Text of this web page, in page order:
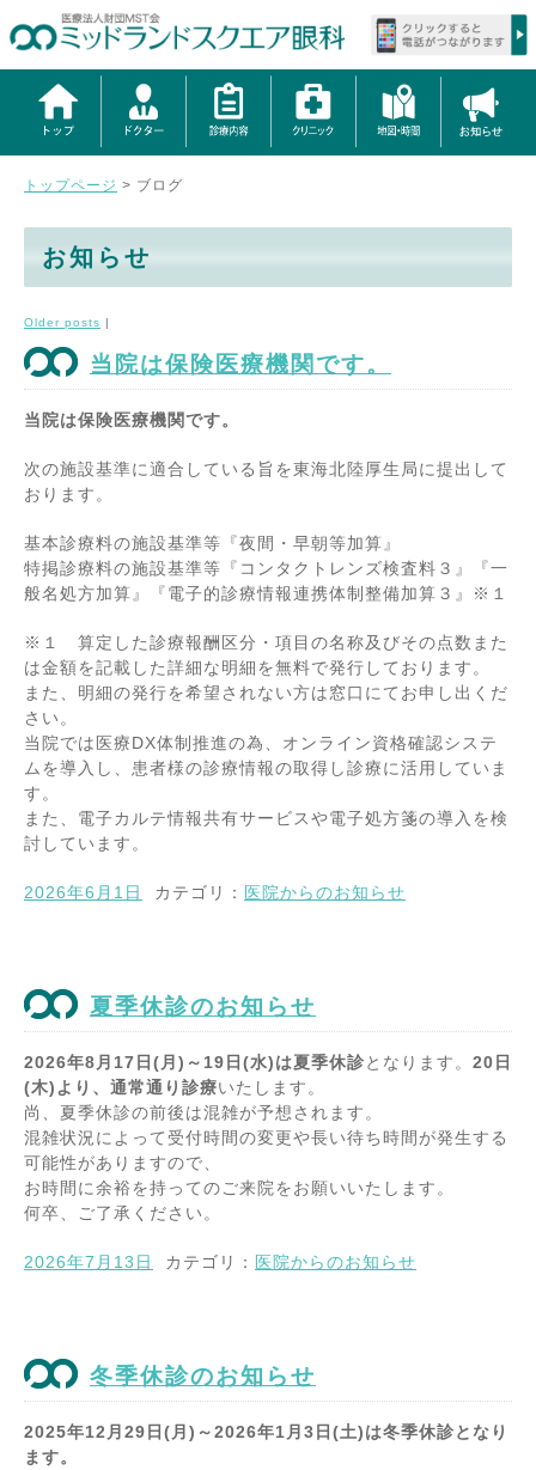
トップページ > ブログ
お知らせ
Older posts |
当院は保険医療機関です。
当院は保険医療機関です。
次の施設基準に適合している旨を東海北陸厚生局に提出して
おります。
基本診療料の施設基準等『夜間・早朝等加算』
特掲診療料の施設基準等『コンタクトレンズ検査料３』『一
般名処方加算』『電子的診療情報連携体制整備加算３』※１
※１ 算定した診療報酬区分・項目の名称及びその点数また
は金額を記載した詳細な明細を無料で発行しております。
また、明細の発行を希望されない方は窓口にてお申し出くだ
さい。
当院では医療DX体制推進の為、オンライン資格確認システ
ムを導入し、患者様の診療情報の取得し診療に活用していま
す。
また、電子カルテ情報共有サービスや電子処方箋の導入を検
討しています。
2026年6月1日 カテゴリ： 医院からのお知らせ
夏季休診のお知らせ
2026年8月17日(月)～19日(水)は夏季休診となります。 20日
(木)より、通常通り診療いたします。
尚、夏季休診の前後は混雑が予想されます。
混雑状況によって受付時間の変更や長い待ち時間が発生する
可能性がありますので、
お時間に余裕を持ってのご来院をお願いいたします。
何卒、ご了承ください。
2026年7月13日 カテゴリ： 医院からのお知らせ
冬季休診のお知らせ
2025年12月29日(月)～2026年1月3日(土)は冬季休診となり
ます。